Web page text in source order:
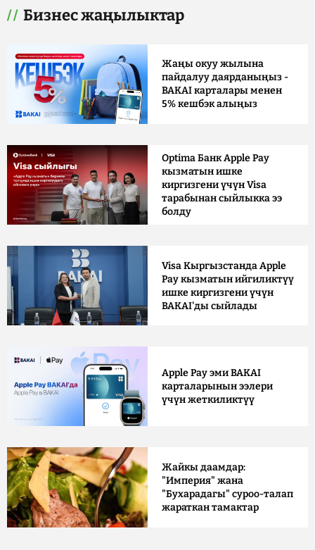
Бизнес жаңылыктар
Жаңы окуу жылына
пайдалуу даярданыңыз -
BAKAI карталары менен
5% кешбэк алыңыз
Optima Банк Apple Pay
кызматын ишке
киргизгени үчүн Visa
тарабынан сыйлыкка ээ
болду
Visa Кыргызстанда Apple
Pay кызматын ийгиликтүү
ишке киргизгени үчүн
BAKAI'ды сыйлады
Apple Pay эми BAKAI
карталарынын ээлери
үчүн жеткиликтүү
Жайкы даамдар:
"Империя" жана
"Бухарадагы" суроо-талап
жараткан тамактар